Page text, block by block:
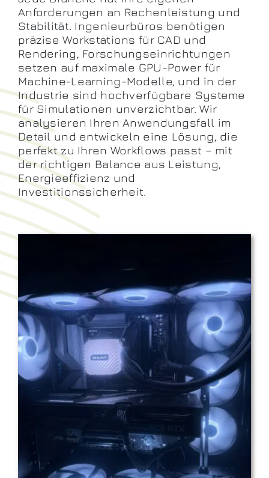
Anforderungen an Rechenleistung und
Stabilität. Ingenieurbüros benötigen
präzise Workstations für CAD und
Rendering, Forschungseinrichtungen
setzen auf maximale GPU-Power für
Machine-Learning-Modelle, und in der
Industrie sind hochverfügbare Systeme
für Simulationen unverzichtbar. Wir
analysieren Ihren Anwendungsfall im
Detail und entwickeln eine Lösung, die
perfekt zu Ihren Workflows passt – mit
der richtigen Balance aus Leistung,
Energieeffizienz und
Investitionssicherheit.